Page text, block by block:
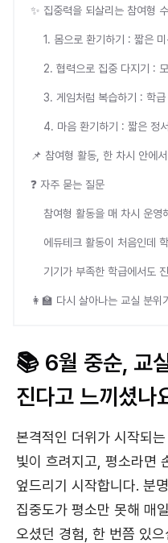
✨ 집중력을 되살리는 참여형
1. 몸으로 환기하기 : 짧은
2. 협력으로 집중 다지기 :
3. 게임처럼 복습하기 : 학급
4. 마음 환기하기 : 짧은 정
📌 참여형 활동, 한 차시 안에
❓ 자주 묻는 질문
참여형 활동을 매 차시 운영
에듀테크 활동이 처음인데
기기가 부족한 학급에서도
👩‍🏫 다시 살아나는 교실 분위
📚 6월 중순, 교
진다고 느끼셨나
본격적인 더위가 시작되
빛이 흐려지고, 평소라면
엎드리기 시작합니다. 분
집중도가 평소만 못해 매
오셨던 경험, 한 번쯤 있으